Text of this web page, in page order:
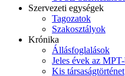
Szervezeti egységek
Tagozatok
Szakosztályok
Krónika
Állásfoglalások
Jeles évek az
Kis társaságtörténet